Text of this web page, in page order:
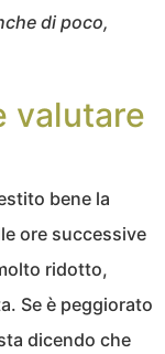
di poco,
valutare
bene la
ore successive
ridotto,
Se è peggiorato
dicendo che